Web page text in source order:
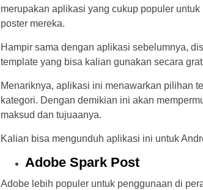
merupakan aplikasi yang cukup populer
poster mereka.
Hampir sama dengan aplikasi sebelumnya,
template yang bisa kalian gunakan secara
Menariknya, aplikasi ini menawarkan pilihan
kategori. Dengan demikian ini akan
maksud dan tujuaanya.
Kalian bisa mengunduh aplikasi ini untuk
Adobe Spark Post
Adobe lebih populer untuk penggunaan di